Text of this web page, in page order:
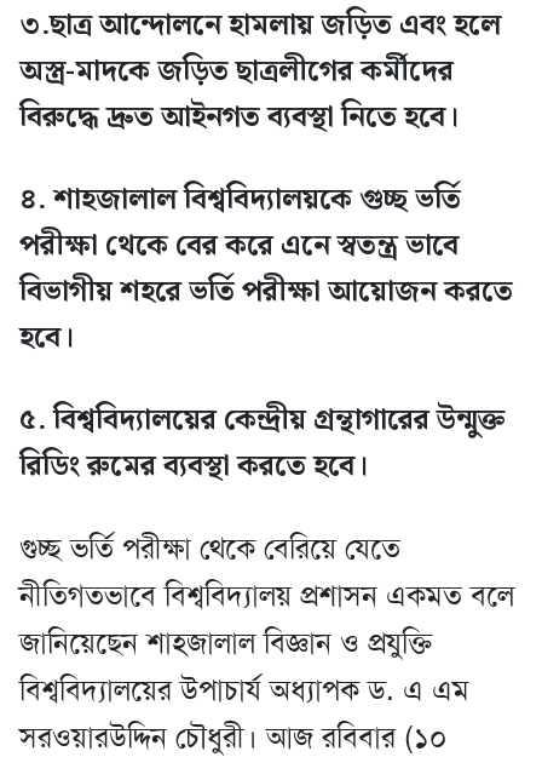
৩.ছাত্র আন্দোলনে হামলায় জড়িত এবং হলে
অস্ত্র-মাদকে জড়িত ছাত্রলীগের কর্মীদের
বিরুদ্ধে দ্রুত আইনগত ব্যবস্থা নিতে হবে।
৪. শাহজালাল বিশ্ববিদ্যালয়কে গুচ্ছ ভর্তি
পরীক্ষা থেকে বের করে এনে স্বতন্ত্র ভাবে
বিভাগীয় শহরে ভর্তি পরীক্ষা আয়োজন করতে
হবে।
৫. বিশ্ববিদ্যালয়ের কেন্দ্রীয় গ্রন্থাগারের উন্মুক্ত
রিডিং রুমের ব্যবস্থা করতে হবে।
গুচ্ছ ভর্তি পরীক্ষা থেকে বেরিয়ে যেতে
নীতিগতভাবে বিশ্ববিদ্যালয় প্রশাসন একমত বলে
জানিয়েছেন শাহজালাল বিজ্ঞান ও প্রযুক্তি
বিশ্ববিদ্যালয়ের উপাচার্য অধ্যাপক ড. এ এম
সরওয়ারউদ্দিন চৌধুরী। আজ রবিবার (১০